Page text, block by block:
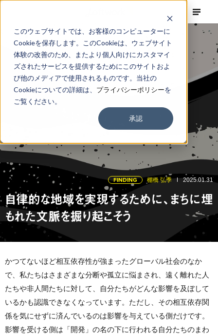
このウェブサイトでは、お客様のコンピューターに
Cookieを保存します。このCookieは、ウェブサイト
体験の改善のため、またより個人向けにカスタマイ
ズされたサービスを提供するためにこのサイトおよ
び他のメディアで使用されるものです。当社の
Cookieについての詳細は、 プライバシーポリシーを
ご覧ください。
承認
FINDING 棚橋 弘季 2025.01.31
自律的な地域を実現するために、まちに埋
もれた文脈を掘り起こそう
かつてないほど相互依存性が強まったグローバル社会のなか
で、私たちはさまざまな分断や孤立に悩まされ、遠く離れた人
たちや非人間たちに対して、自分たちがどんな影響を及ぼして
いるかも認識できなくなっています。ただし、その相互依存関
係を気にせずに済んでいるのは影響を与えている側だけです。
影響を受ける側は「開発」の名の下に行われる自分たちのまわ